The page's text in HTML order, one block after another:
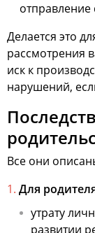
Делается это
рассмотрения
иск к
нарушений,
Все они
Для
утрату
развитии